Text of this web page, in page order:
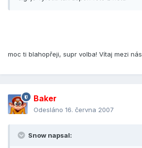
moc ti blahopřeji, supr volba! Vítaj mezi nás
Baker
Odesláno 16. června 2007
Snow napsal: